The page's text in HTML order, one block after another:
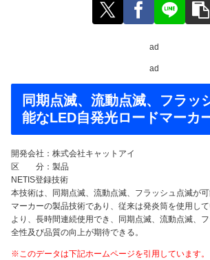
ad
ad
同期点滅、流動点滅、フラッ
能なLED自発光ロードマーカ
開発会社：株式会社キャットアイ
区 分：製品
NETIS登録技術
本技術は、同期点滅、流動点滅、フラッシュ点滅が
マーカーの製品技術であり、従来は発炎筒を使用し
より、長時間連続使用でき、同期点滅、流動点滅、
全性及び品質の向上が期待できる。
※このデータは下記ホームページを引用しています。